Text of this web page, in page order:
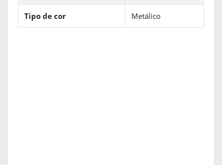
Tipo de cor Metálico